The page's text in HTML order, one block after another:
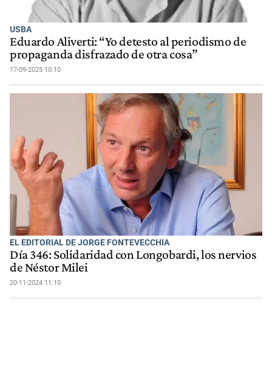
USBA
Eduardo Aliverti: “Yo detesto al periodismo de
propaganda disfrazado de otra cosa”
17-09-2025 10:10
EL EDITORIAL DE JORGE FONTEVECCHIA
Día 346: Solidaridad con Longobardi, los nervios
de Néstor Milei
20-11-2024 11:10